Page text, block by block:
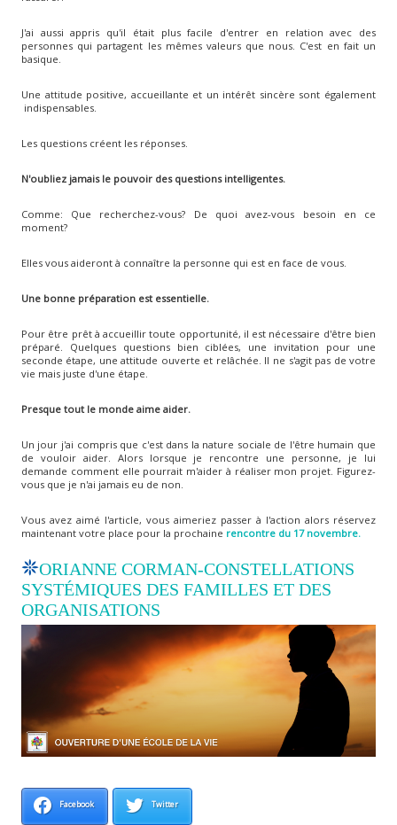
J'ai aussi appris qu'il était plus facile d'entrer en relation avec des
personnes qui partagent les mêmes valeurs que nous. C'est en fait un
basique.
Une attitude positive, accueillante et un intérêt sincère sont également
indispensables.
Les questions créent les réponses.
N'oubliez jamais le pouvoir des questions intelligentes.
Comme: Que recherchez-vous? De quoi avez-vous besoin en ce
moment?
Elles vous aideront à connaître la personne qui est en face de vous.
Une bonne préparation est essentielle.
Pour être prêt à accueillir toute opportunité, il est nécessaire d'être bien
préparé. Quelques questions bien ciblées, une invitation pour une
seconde étape, une attitude ouverte et relâchée. Il ne s'agit pas de votre
vie mais juste d'une étape.
Presque tout le monde aime aider.
Un jour j'ai compris que c'est dans la nature sociale de l'être humain que
de vouloir aider. Alors lorsque je rencontre une personne, je lui
demande comment elle pourrait m'aider à réaliser mon projet. Figurez-
vous que je n'ai jamais eu de non.
Vous avez aimé l'article, vous aimeriez passer à l'action alors réservez
maintenant votre place pour la prochaine rencontre du 17 novembre.
ORIANNE CORMAN-CONSTELLATIONS
SYSTÉMIQUES DES FAMILLES ET DES
ORGANISATIONS
Facebook Twitter